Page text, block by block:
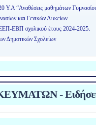
Υ.Α “Αναθέσεις μαθημάτων
και Γενικών Λυκείων
ΕΒΠ σχολικού έτους 2024-2025.
Δημοτικών Σχολείων
-